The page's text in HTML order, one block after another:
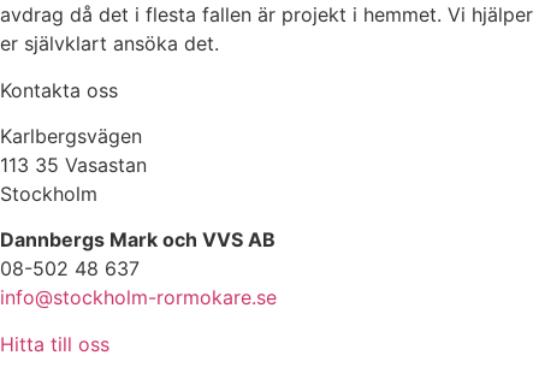
avdrag då det i flesta fallen är projekt i hemmet. Vi hjälper
er självklart ansöka det.
Kontakta oss
Karlbergsvägen
113 35 Vasastan
Stockholm
Dannbergs Mark och VVS AB
08-502 48 637
info@stockholm-rormokare.se
Hitta till oss